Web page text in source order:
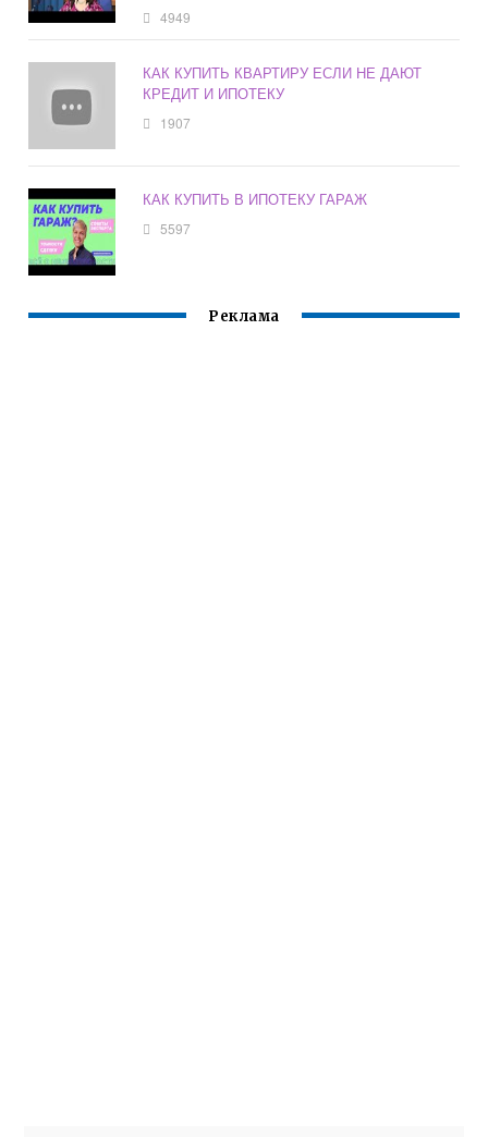
4949
КАК КУПИТЬ КВАРТИРУ ЕСЛИ НЕ ДАЮТ
КРЕДИТ И ИПОТЕКУ
1907
КАК КУПИТЬ В ИПОТЕКУ ГАРАЖ
5597
Реклама